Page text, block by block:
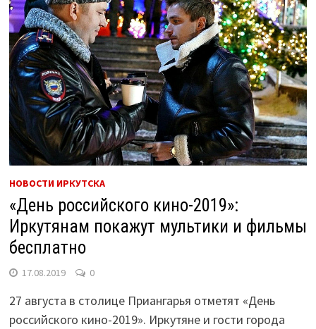
НОВОСТИ ИРКУТСКА
«День российского кино-2019»:
Иркутянам покажут мультики и фильмы
бесплатно
17.08.2019 0
27 августа в столице Приангарья отметят «День
российского кино-2019». Иркутяне и гости города